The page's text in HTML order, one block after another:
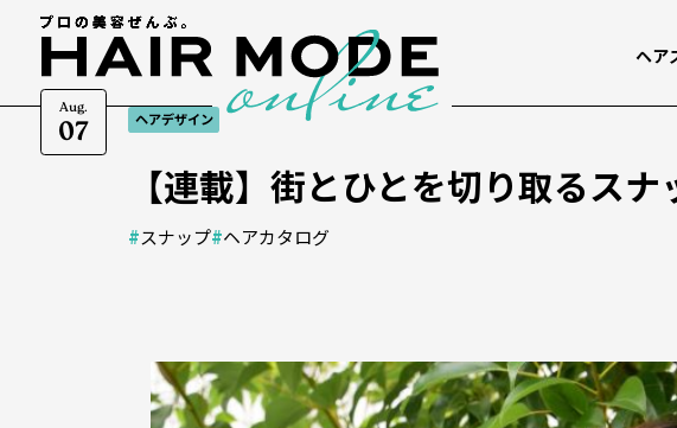
Aug.
07
ヘア
ヘアデザイン
【連載】街とひとを切り取るス
#スナップ#ヘアカタログ